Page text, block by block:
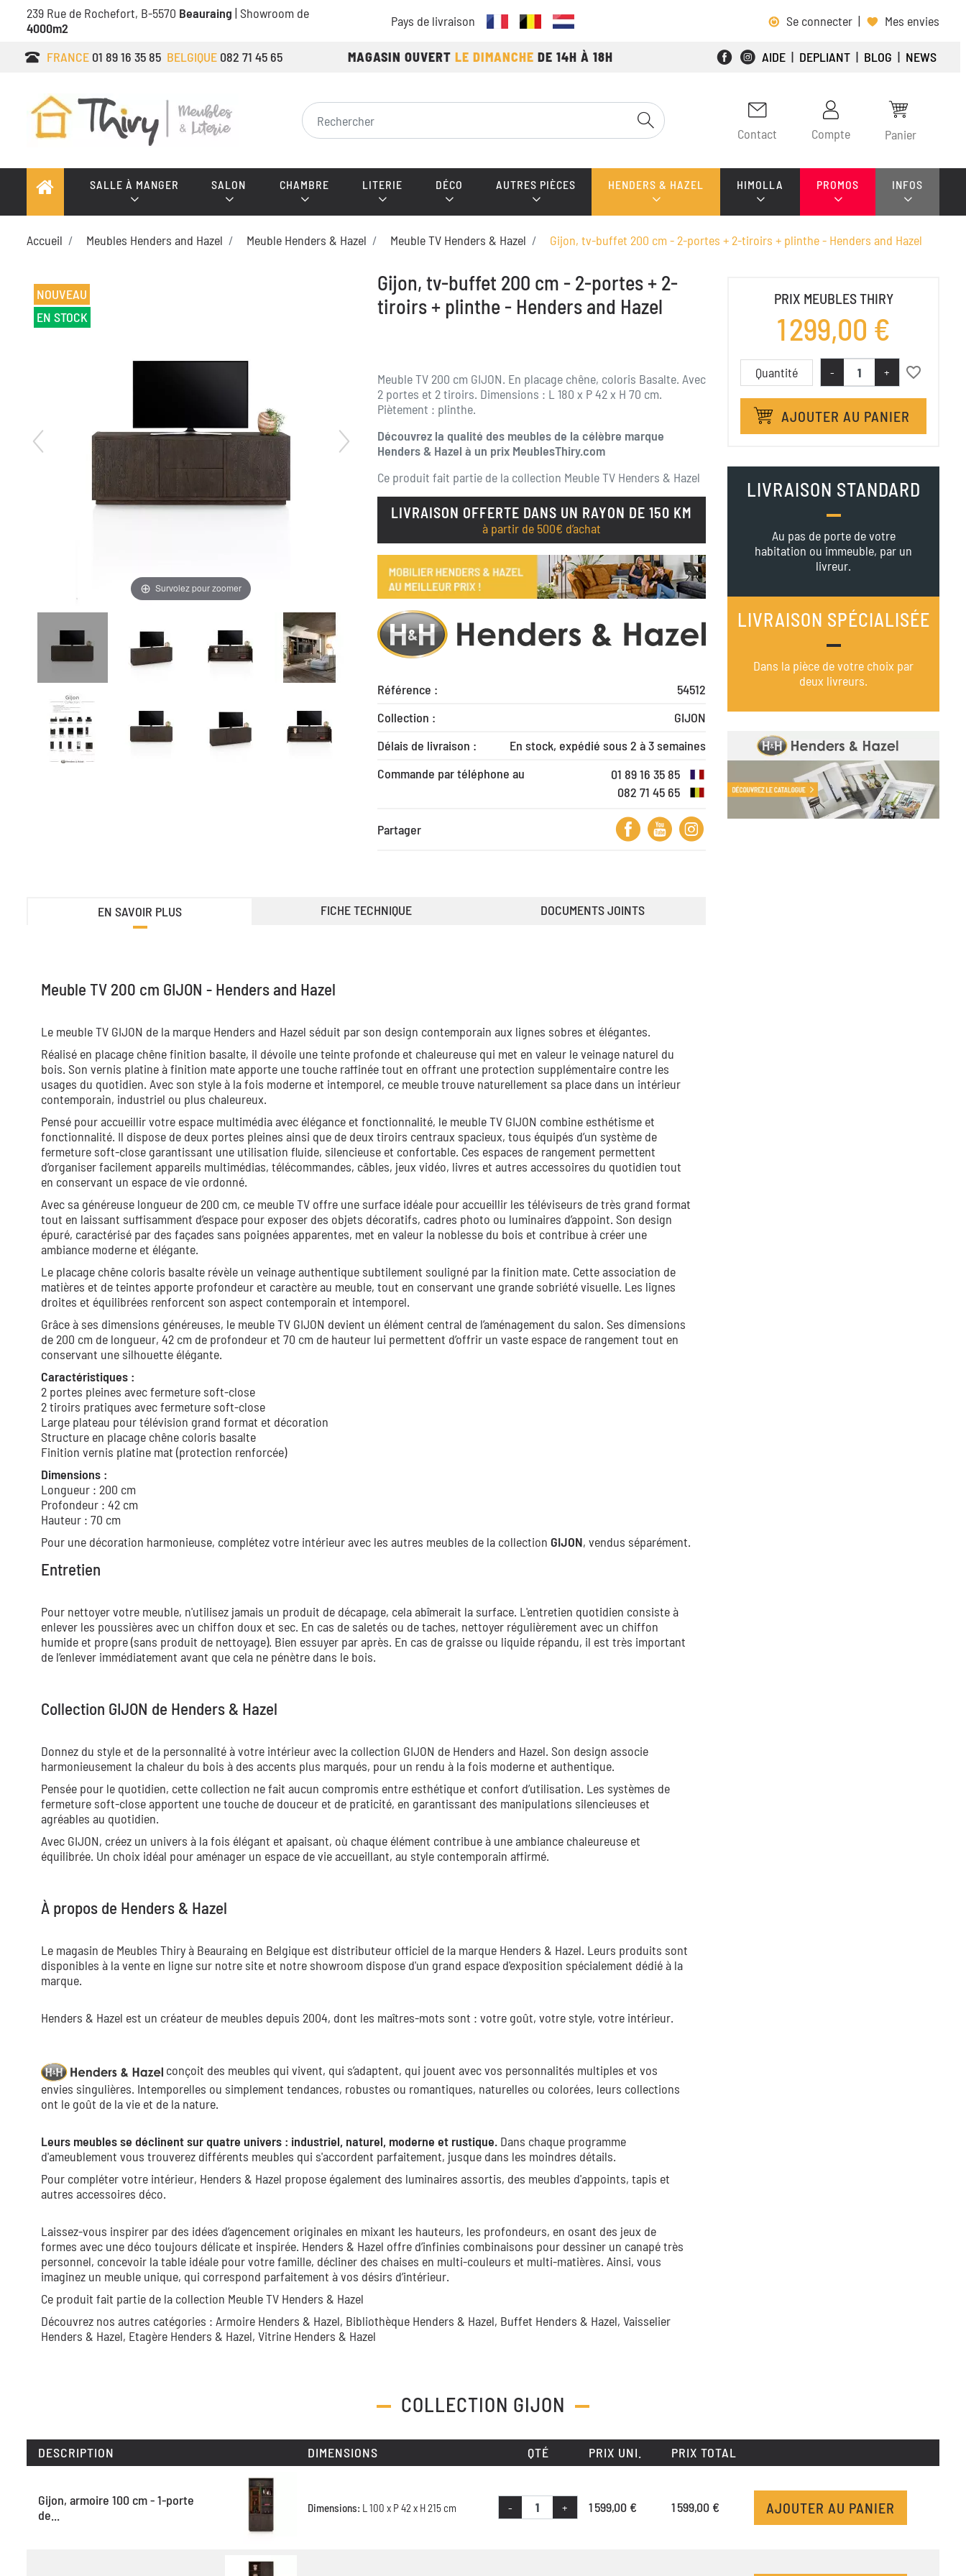
239 Rue de Rochefort, B-5570 Beauraing | Showroom de
4000m2
Pays de livraison Se connecter | Mes envies
FRANCE 01 89 16 35 85 BELGIQUE 082 71 45 65 MAGASIN OUVERT LE DIMANCHE DE 14H À 18H AIDE | DEPLIANT | BLOG | NEWS
Contact Compte Panier
SALLE À MANGER SALON CHAMBRE LITERIE DÉCO AUTRES PIÈCES HENDERS & HAZEL HIMOLLA PROMOS INFOS
Accueil Meubles Henders and Hazel Meuble Henders & Hazel Meuble TV Henders & Hazel Gijon, tv-buffet 200 cm - 2-portes + 2-tiroirs + plinthe - Henders and Hazel
NOUVEAU
EN STOCK
Survolez pour zoomer
Gijon, tv-buffet 200 cm - 2-portes + 2-
tiroirs + plinthe - Henders and Hazel
Meuble TV 200 cm GIJON. En placage chêne, coloris Basalte. Avec
2 portes et 2 tiroirs. Dimensions : L 180 x P 42 x H 70 cm.
Piètement : plinthe.
Découvrez la qualité des meubles de la célèbre marque
Henders & Hazel à un prix MeublesThiry.com
Ce produit fait partie de la collection Meuble TV Henders & Hazel
LIVRAISON OFFERTE DANS UN RAYON DE 150 KM
à partir de 500€ d’achat
Référence :
54512
Collection :
GIJON
Délais de livraison :
En stock, expédié sous 2 à 3 semaines
Commande par téléphone au
01 89 16 35 85
082 71 45 65
Partager
EN SAVOIR PLUS FICHE TECHNIQUE DOCUMENTS JOINTS
Meuble TV 200 cm GIJON - Henders and Hazel
Le meuble TV GIJON de la marque Henders and Hazel séduit par son design contemporain aux lignes sobres et élégantes.
Réalisé en placage chêne finition basalte, il dévoile une teinte profonde et chaleureuse qui met en valeur le veinage naturel du
bois. Son vernis platine à finition mate apporte une touche raffinée tout en offrant une protection supplémentaire contre les
usages du quotidien. Avec son style à la fois moderne et intemporel, ce meuble trouve naturellement sa place dans un intérieur
contemporain, industriel ou plus chaleureux.
Pensé pour accueillir votre espace multimédia avec élégance et fonctionnalité, le meuble TV GIJON combine esthétisme et
fonctionnalité. Il dispose de deux portes pleines ainsi que de deux tiroirs centraux spacieux, tous équipés d’un système de
fermeture soft-close garantissant une utilisation fluide, silencieuse et confortable. Ces espaces de rangement permettent
d’organiser facilement appareils multimédias, télécommandes, câbles, jeux vidéo, livres et autres accessoires du quotidien tout
en conservant un espace de vie ordonné.
Avec sa généreuse longueur de 200 cm, ce meuble TV offre une surface idéale pour accueillir les téléviseurs de très grand format
tout en laissant suffisamment d’espace pour exposer des objets décoratifs, cadres photo ou luminaires d’appoint. Son design
épuré, caractérisé par des façades sans poignées apparentes, met en valeur la noblesse du bois et contribue à créer une
ambiance moderne et élégante.
Le placage chêne coloris basalte révèle un veinage authentique subtilement souligné par la finition mate. Cette association de
matières et de teintes apporte profondeur et caractère au meuble, tout en conservant une grande sobriété visuelle. Les lignes
droites et équilibrées renforcent son aspect contemporain et intemporel.
Grâce à ses dimensions généreuses, le meuble TV GIJON devient un élément central de l’aménagement du salon. Ses dimensions
de 200 cm de longueur, 42 cm de profondeur et 70 cm de hauteur lui permettent d’offrir un vaste espace de rangement tout en
conservant une silhouette élégante.
Caractéristiques :
2 portes pleines avec fermeture soft-close
2 tiroirs pratiques avec fermeture soft-close
Large plateau pour télévision grand format et décoration
Structure en placage chêne coloris basalte
Finition vernis platine mat (protection renforcée)
Dimensions :
Longueur : 200 cm
Profondeur : 42 cm
Hauteur : 70 cm
Pour une décoration harmonieuse, complétez votre intérieur avec les autres meubles de la collection GIJON, vendus séparément.
Entretien
Pour nettoyer votre meuble, n'utilisez jamais un produit de décapage, cela abîmerait la surface. L'entretien quotidien consiste à
enlever les poussières avec un chiffon doux et sec. En cas de saletés ou de taches, nettoyer régulièrement avec un chiffon
humide et propre (sans produit de nettoyage). Bien essuyer par après. En cas de graisse ou liquide répandu, il est très important
de l’enlever immédiatement avant que cela ne pénètre dans le bois.
Collection GIJON de Henders & Hazel
Donnez du style et de la personnalité à votre intérieur avec la collection GIJON de Henders and Hazel. Son design associe
harmonieusement la chaleur du bois à des accents plus marqués, pour un rendu à la fois moderne et authentique.
Pensée pour le quotidien, cette collection ne fait aucun compromis entre esthétique et confort d’utilisation. Les systèmes de
fermeture soft-close apportent une touche de douceur et de praticité, en garantissant des manipulations silencieuses et
agréables au quotidien.
Avec GIJON, créez un univers à la fois élégant et apaisant, où chaque élément contribue à une ambiance chaleureuse et
équilibrée. Un choix idéal pour aménager un espace de vie accueillant, au style contemporain affirmé.
À propos de Henders & Hazel
Le magasin de Meubles Thiry à Beauraing en Belgique est distributeur officiel de la marque Henders & Hazel. Leurs produits sont
disponibles à la vente en ligne sur notre site et notre showroom dispose d'un grand espace d'exposition spécialement dédié à la
marque.
Henders & Hazel est un créateur de meubles depuis 2004, dont les maîtres-mots sont : votre goût, votre style, votre intérieur.
conçoit des meubles qui vivent, qui s’adaptent, qui jouent avec vos personnalités multiples et vos
envies singulières. Intemporelles ou simplement tendances, robustes ou romantiques, naturelles ou colorées, leurs collections
ont le goût de la vie et de la nature.
Leurs meubles se déclinent sur quatre univers : industriel, naturel, moderne et rustique. Dans chaque programme
d'ameublement vous trouverez différents meubles qui s'accordent parfaitement, jusque dans les moindres détails.
Pour compléter votre intérieur, Henders & Hazel propose également des luminaires assortis, des meubles d'appoints, tapis et
autres accessoires déco.
Laissez-vous inspirer par des idées d’agencement originales en mixant les hauteurs, les profondeurs, en osant des jeux de
formes avec une déco toujours délicate et inspirée. Henders & Hazel offre d’infinies combinaisons pour dessiner un canapé très
personnel, concevoir la table idéale pour votre famille, décliner des chaises en multi-couleurs et multi-matières. Ainsi, vous
imaginez un meuble unique, qui correspond parfaitement à vos désirs d’intérieur.
Ce produit fait partie de la collection Meuble TV Henders & Hazel
Découvrez nos autres catégories : Armoire Henders & Hazel, Bibliothèque Henders & Hazel, Buffet Henders & Hazel, Vaisselier
Henders & Hazel, Etagère Henders & Hazel, Vitrine Henders & Hazel
PRIX MEUBLES THIRY
1 299,00 €
Quantité - + favorite_border
AJOUTER AU PANIER
LIVRAISON STANDARD
Au pas de porte de votre
habitation ou immeuble, par un
livreur.
LIVRAISON SPÉCIALISÉE
Dans la pièce de votre choix par
deux livreurs.
COLLECTION GIJON
DESCRIPTION DIMENSIONS QTÉ PRIX UNI. PRIX TOTAL
Gijon, armoire 100 cm - 1-porte
de...
Dimensions: L 100 x P 42 x H 215 cm - + 1 599,00 € 1 599,00 € AJOUTER AU PANIER